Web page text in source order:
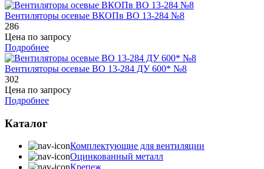
Вентиляторы осевые ВКОПв ВО 13-284 №8
286
Цена по запросу
Подробнее
Вентиляторы осевые ВО 13-284 ДУ 600* №8
302
Цена по запросу
Подробнее
Каталог
Комплектующие для вентиляции
Оцинкованный металл